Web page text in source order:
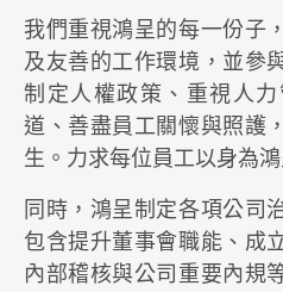
我們重視鴻呈的每一份子
及友善的工作環境，並參
制定人權政策、重視人
道、善盡員工關懷與照護
生。力求每位員工以身為鴻
同時，鴻呈制定各項公司
包含提升董事會職能、成
內部稽核與公司重要內規
ESG企業永續發展
永續鴻呈
公司治理
環境永續
員工關懷